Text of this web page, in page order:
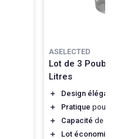
ASELECTED
Lot de 3
Litres
＋
Design élégant
＋
Pratique pour
＋
Capacité de
＋
Lot